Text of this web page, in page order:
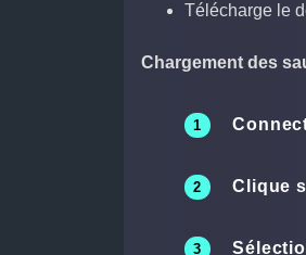
Télécharge le
Chargement des
Clique